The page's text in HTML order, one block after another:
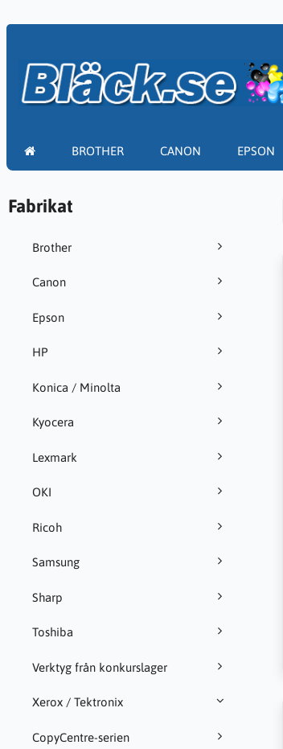
BROTHER CANON EPSON
Fabrikat
Brother
Canon
Epson
HP
Konica / Minolta
Kyocera
Lexmark
OKI
Ricoh
Samsung
Sharp
Toshiba
Verktyg från konkurslager
Xerox / Tektronix
CopyCentre-serien